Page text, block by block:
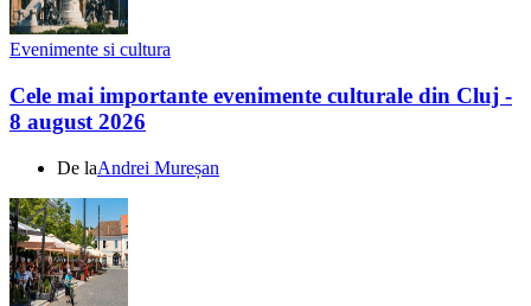
Evenimente si cultura
Cele mai importante evenimente culturale din Cluj -
8 august 2026
De laAndrei Mureșan